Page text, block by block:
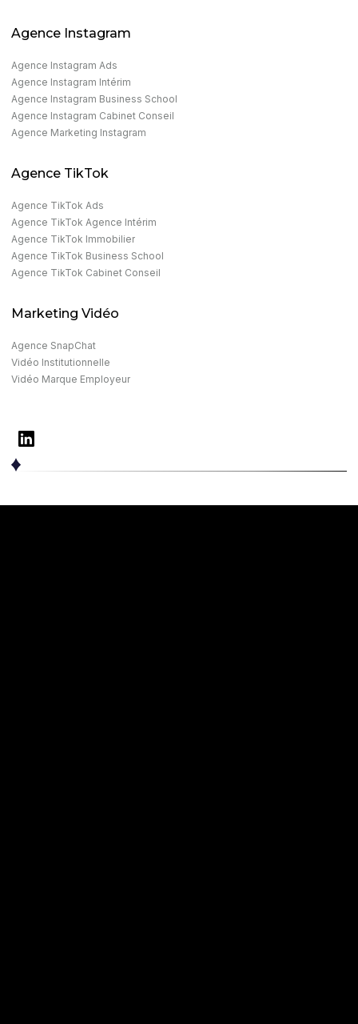
Agence Instagram
Agence Instagram Ads​
Agence Instagram Intérim
Agence Instagram Business School
Agence Instagram Cabinet Conseil
Agence Marketing Instagram​
Agence TikTok
Agence TikTok Ads
Agence TikTok Agence Intérim
Agence TikTok Immobilier
Agence TikTok Business School
Agence TikTok Cabinet Conseil
Marketing Vidéo
Agence SnapChat
Vidéo Institutionnelle
Vidéo Marque Employeur